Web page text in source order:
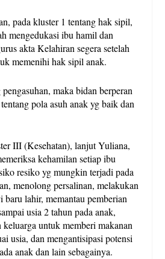
pada kluster 1 tentang hak sipil,
mengedukasi ibu hamil dan
akta Kelahiran segera setelah
memenihi hak sipil anak.
maka bidan berperan
pola asuh anak yg baik dan
III (Kesehatan), lanjut Yuliana,
kehamilan setiap ibu
resiko yg mungkin terjadi pada
menolong persalinan, melakukan
baru lahir, memantau pemberian
usia 2 tahun pada anak,
untuk memberi makanan
usia, dan mengantisipasi potensi
anak dan lain sebagainya.